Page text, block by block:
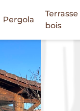
Pergola
Terrasse
bois